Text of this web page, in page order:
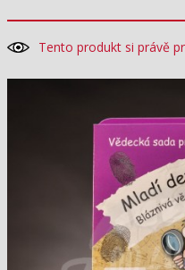
Tento produkt si právě